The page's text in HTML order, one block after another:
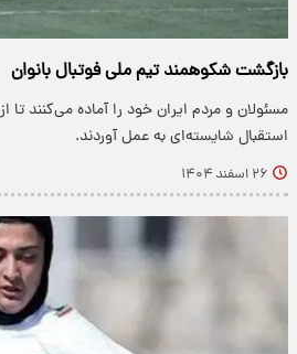
بازگشت شکوهمند تیم ملی فوتبال بانوان
مسئولان و مردم ایران خود را آماده می‌کنند تا
استقبال شایسته‌ای به عمل آوردند.
۲۶ اسفند ۱۴۰۴